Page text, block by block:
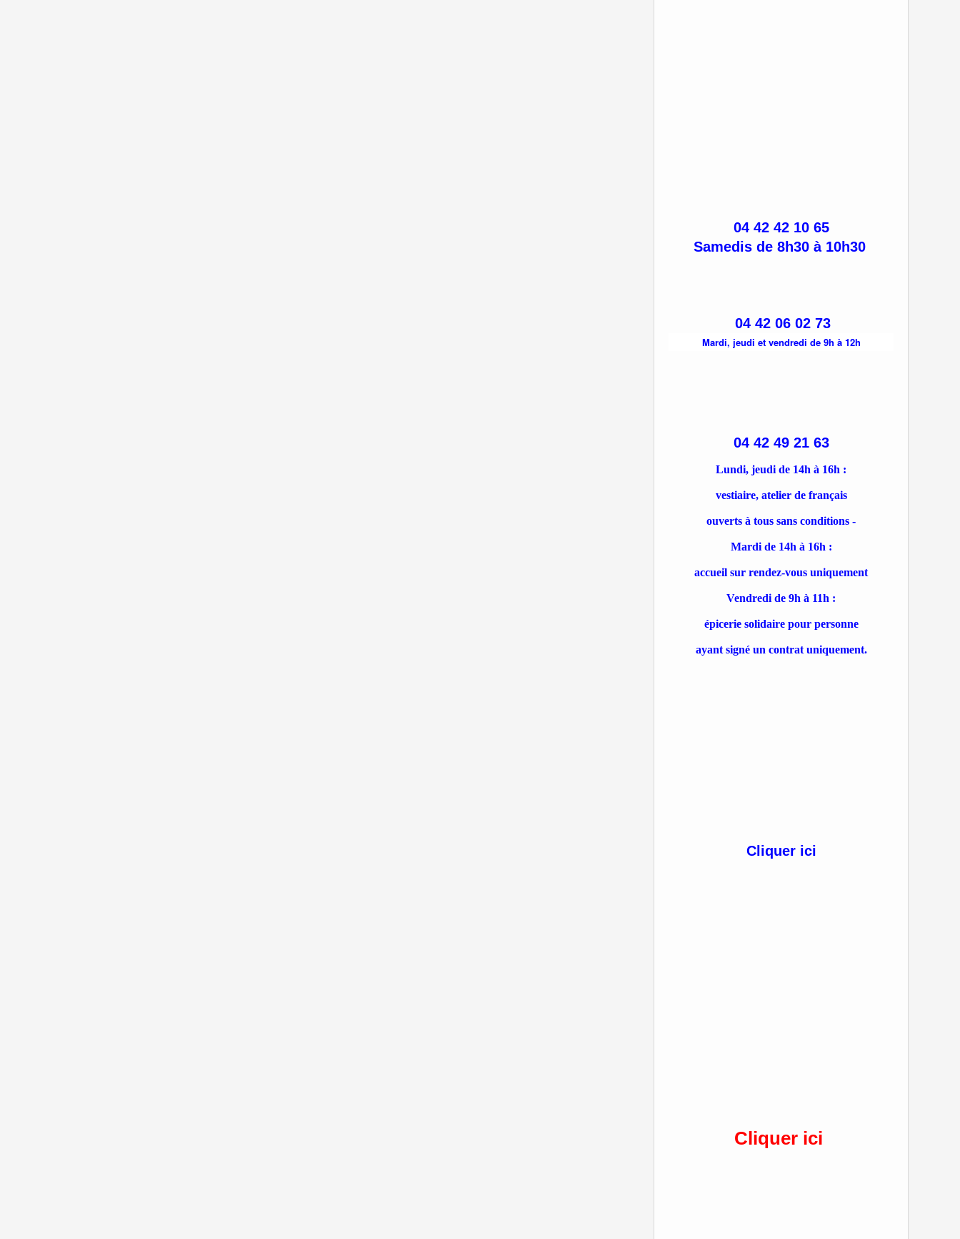
04 42 42 10 65
Samedis de 8h30 à 10h30
04 42 06 02 73
Mardi, jeudi et vendredi de 9h à 12h
04 42 49 21 63
Lundi, jeudi de 14h à 16h :
vestiaire, atelier de français
ouverts à tous sans conditions -
Mardi de 14h à 16h :
accueil sur rendez-vous uniquement
Vendredi de 9h à 11h :
épicerie solidaire pour personne
ayant signé un contrat uniquement.
Cliquer ici
Cliquer ici